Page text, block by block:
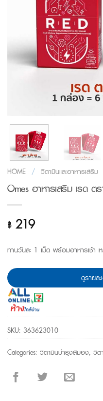
HOME / วิตามินและอาหารเสริม
Omes อาหารเสริม เรด
฿219
ทานวันละ 1 เม็ด พร้อมอาหารเช้า
ดูรายล
SKU: 363623010
Categories: วิตามินบำรุงสมอง, วิต